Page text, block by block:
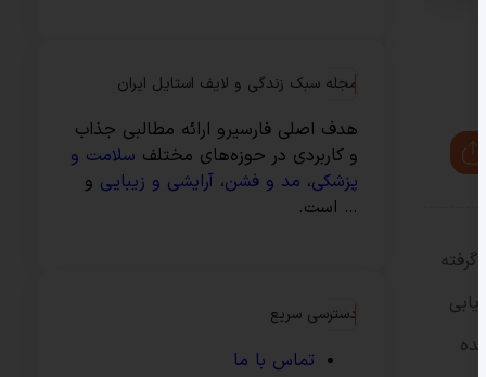
مجله سبک زندگی و لایف استایل ایران
هدف اصلی فارسیرو ارائه مطالبی جذاب
و کاربردی در حوزه‌های مختلف سلامت و
پزشکی، مد و فشن، آرایشی و زیبایی و
… است.
دسترسی سریع
تماس با ما